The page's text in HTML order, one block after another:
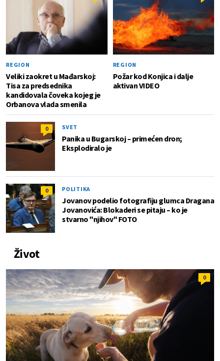
REGION
Veliki zaokret u Mađarskoj:
Tisa za predsednika
kandidovala čoveka kojeg je
Orbanova vlada smenila
REGION
Požar kod Konjica i dalje
aktivan VIDEO
0 SVET
Panika u Bugarskoj – primećen dron;
Eksplodiralo je
0 POLITIKA
Jovanov podelio fotografiju glumca Dragana
Jovanovića: Blokaderi se pitaju – ko je
stvarno "njihov" FOTO
Život
0